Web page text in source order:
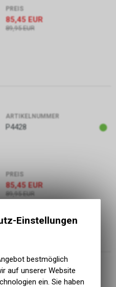
PREIS
85,45 EUR
89,95 EUR
ARTIKELNUMMER
P4428
PREIS
85,45 EUR
89,95 EUR
ARTIKELNUMMER
Einstellungen
bestmöglich
auf unserer Website
ein. Sie haben